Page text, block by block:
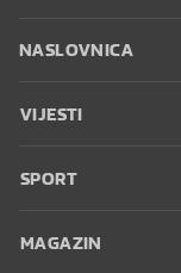
NASLOVNICA
VIJESTI
SPORT
MAGAZIN